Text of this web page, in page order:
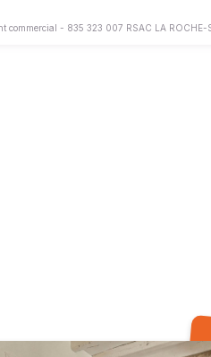
commercial - 835 323 007 RSAC LA ROCHE-